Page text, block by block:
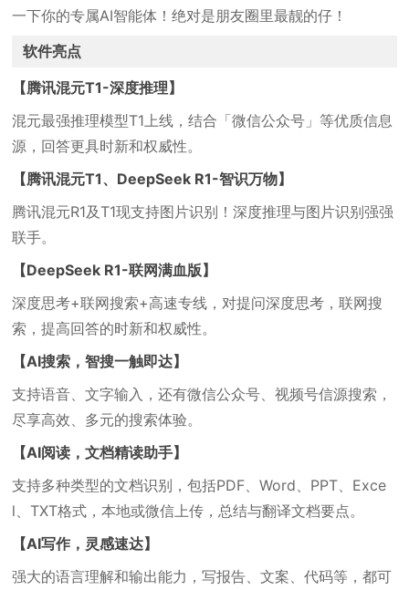
一下你的专属AI智能体！绝对是朋友圈里最靓的仔！
软件亮点
【腾讯混元T1-深度推理】
混元最强推理模型T1上线，结合「微信公众号」等优质信息
源，回答更具时新和权威性。
【腾讯混元T1、DeepSeek R1-智识万物】
腾讯混元R1及T1现支持图片识别！深度推理与图片识别强强
联手。
【DeepSeek R1-联网满血版】
深度思考+联网搜索+高速专线，对提问深度思考，联网搜
索，提高回答的时新和权威性。
【AI搜索，智搜一触即达】
支持语音、文字输入，还有微信公众号、视频号信源搜索，
尽享高效、多元的搜索体验。
【AI阅读，文档精读助手】
支持多种类型的文档识别，包括PDF、Word、PPT、Exce
l、TXT格式，本地或微信上传，总结与翻译文档要点。
【AI写作，灵感速达】
强大的语言理解和输出能力，写报告、文案、代码等，都可